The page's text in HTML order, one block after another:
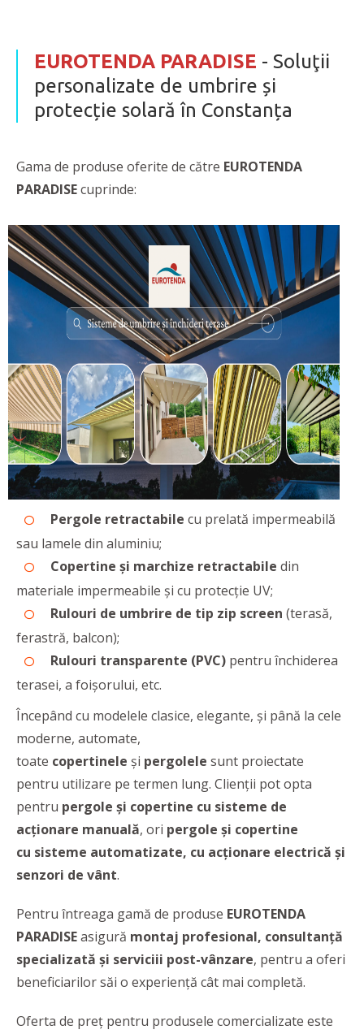
EUROTENDA PARADISE - Soluţii
personalizate de umbrire și
protecție solară în Constanța
Gama de produse oferite de către EUROTENDA
PARADISEcuprinde:
Pergole retractabile cu prelată impermeabilă
sau lamele din aluminiu;
Copertine și marchize retractabile din
materiale impermeabile și cu protecție UV;
Rulouri de umbrire de tip zip screen (terasă,
ferastră, balcon);
Rulouri transparente (PVC) pentru închiderea
terasei, a foișorului, etc.
Începând cu modelele clasice, elegante, și până la cele
moderne, automate,
toate copertinele și pergolele sunt proiectate
pentru utilizare pe termen lung. Clienții pot opta
pentru pergole și copertine cu sisteme de
acționare manuală, ori pergole și copertine
cu sisteme automatizate, cu acționare electrică și
senzori de vânt.
Pentru întreaga gamă de produse EUROTENDA
PARADISEasigură montaj profesional, consultanță
specializată și serviciii post-vânzare, pentru a oferi
beneficiarilor săi o experiență cât mai completă.
Oferta de preț pentru produsele comercializate este